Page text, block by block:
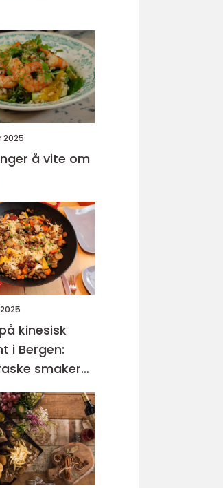
2025
å vite om
kinesisk
i Bergen:
smaker